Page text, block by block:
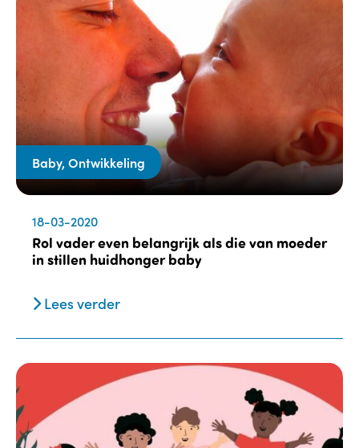
Baby, Ontwikkeling
18-03-2020
Rol vader even belangrijk als die van moeder
in stillen huidhonger baby
Lees verder